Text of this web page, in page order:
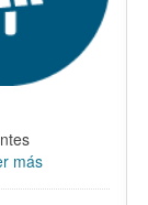
más